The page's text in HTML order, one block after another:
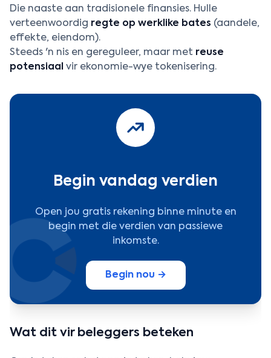
Die naaste aan tradisionele finansies. Hulle
verteenwoordig regte op werklike bates (aandele,
effekte, eiendom).
Steeds 'n nis en gereguleer, maar met reuse
potensiaal vir ekonomie-wye tokenisering.
Begin vandag verdien
Open jou gratis rekening binne minute en
begin met die verdien van passiewe
inkomste.
Begin nou →
Wat dit vir beleggers beteken